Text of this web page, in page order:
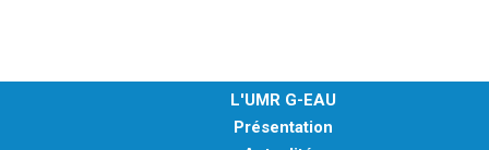
L'UMR G-EAU
Présentation